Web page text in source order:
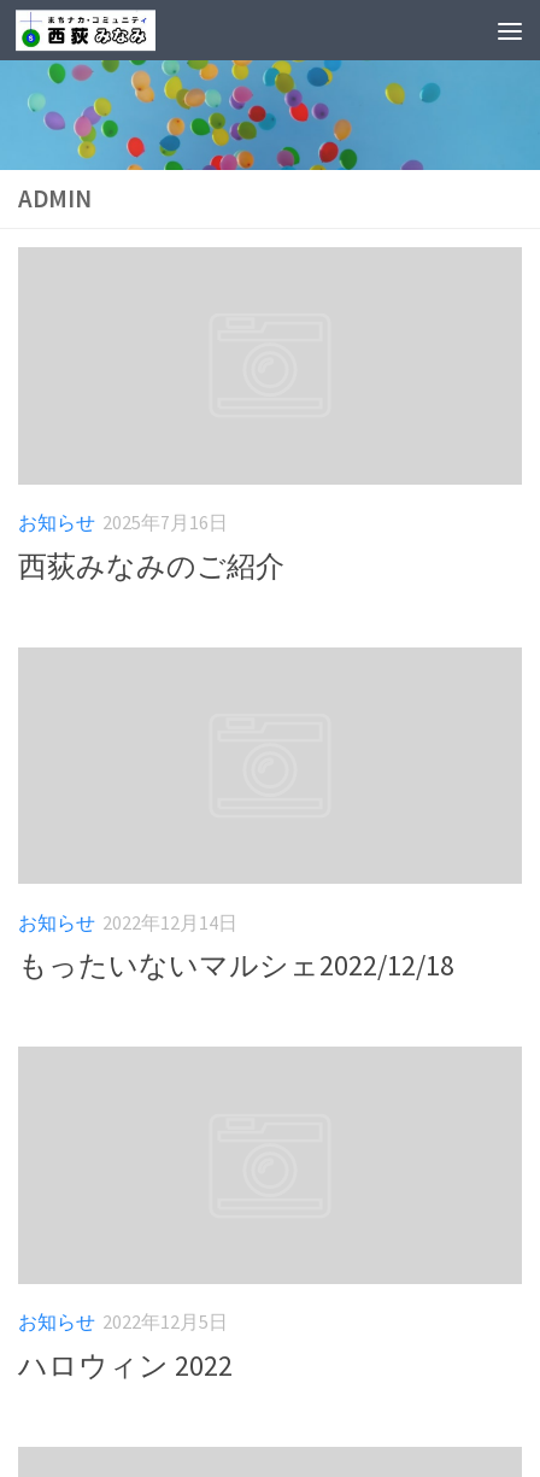
ADMIN
お知らせ 2025年7月16日
西荻みなみのご紹介
お知らせ 2022年12月14日
もったいないマルシェ2022/12/18
お知らせ 2022年12月5日
ハロウィン 2022